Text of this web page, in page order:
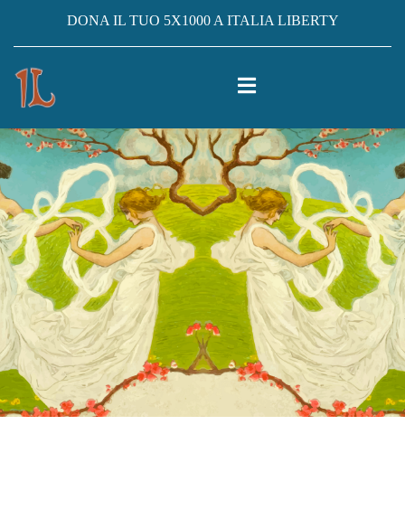
DONA IL TUO 5X1000 A ITALIA LIBERTY
CASA ISCRIVITI